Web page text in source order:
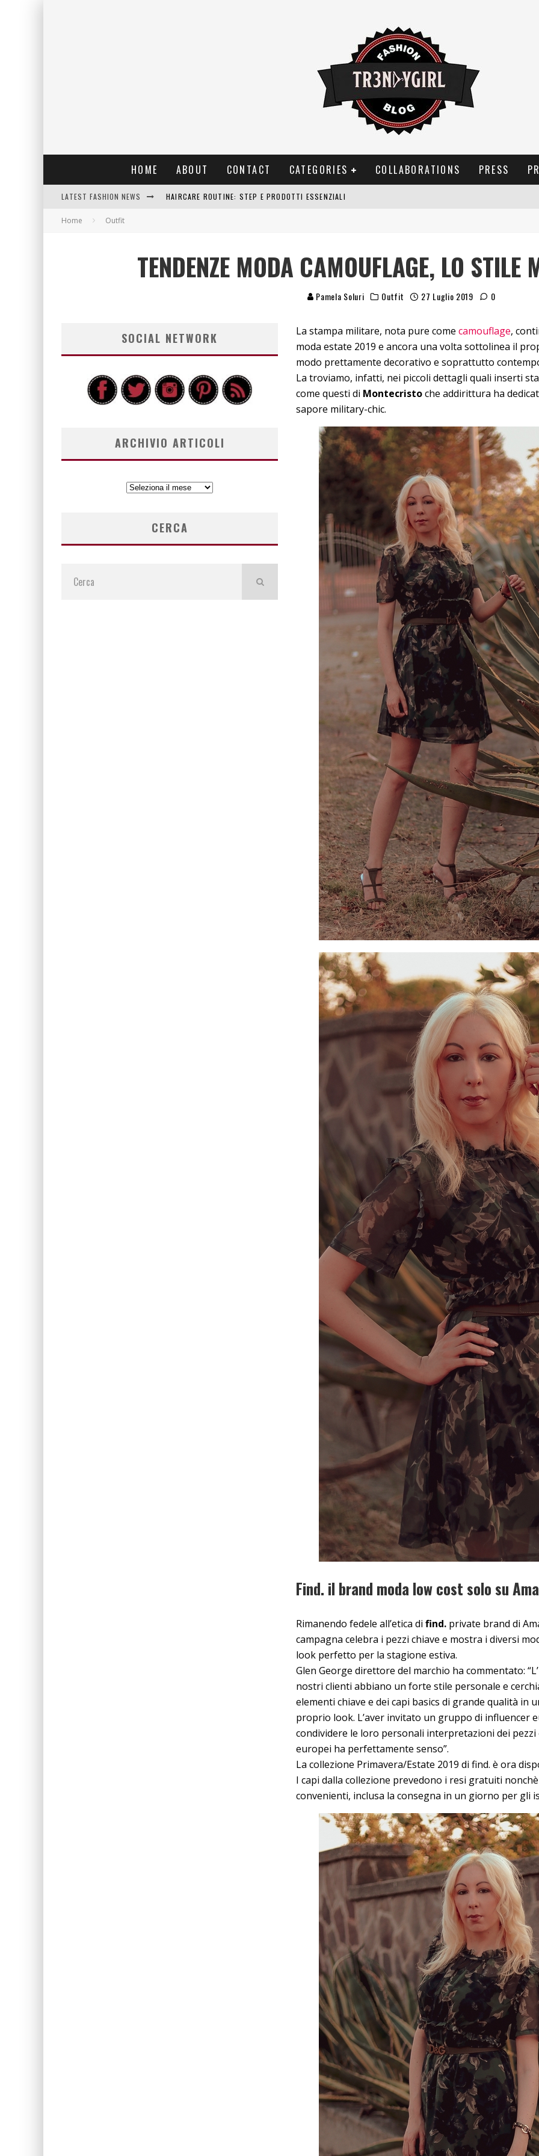
HOME ABOUT CONTACT CATEGORIES COLLABORATIONS PRESS
LATEST FASHION NEWS RAIN: IL PROFUMO DELLA PIOGGIA, FRAGRANZE EVOCATIVE DI TEMPORALI
HAIRCARE ROUTINE: STEP E PRODOTTI ESSENZIALI
Home Outfit
TENDENZE MODA CAMOUFLAGE, LO
Pamela Soluri Outfit 27 Luglio 2019 0
La stampa militare, nota pure come camouflage,
moda estate 2019 e ancora una volta sottolinea il
modo prettamente decorativo e soprattutto
La troviamo, infatti, nei piccoli dettagli quali inserti
come questi di Montecristoche addirittura ha
sapore military-chic.
Find. il brand moda low cost solo su
Rimanendo fedele all’etica di find. private brand di
campagna celebra i pezzi chiave e mostra i diversi
look perfetto per la stagione estiva.
Glen George direttore del marchio ha commentato:
nostri clienti abbiano un forte stile personale e
elementi chiave e dei capi basics di grande qualità in
proprio look. L’aver invitato un gruppo di influencer
condividere le loro personali interpretazioni dei
europei ha perfettamente senso”.
La collezione Primavera/Estate 2019 di find. è ora
I capi dalla collezione prevedono i resi gratuiti
convenienti, inclusa la consegna in un giorno per gli
SOCIAL NETWORK
ARCHIVIO ARTICOLI
ARCHIVIO
CERCA